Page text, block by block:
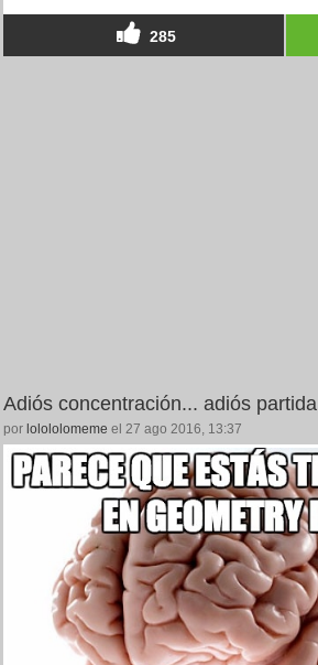
285
Adiós concentración... adiós partida
por lolololomeme el 27 ago 2016, 13:37